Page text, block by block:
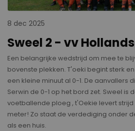
8 dec 2025
Sweel 2 - vv
Een belangrijke wedstrijd om mee te
bovenste plekken. T'oeki begint sterk
een kleine minuut al 0-1. De aanvallers
Serwin de 0-1 op het bord zet. Sweel
voetballende ploeg , t'Oekie levert
meter! Zo staat de verdediging onder
als een huis.